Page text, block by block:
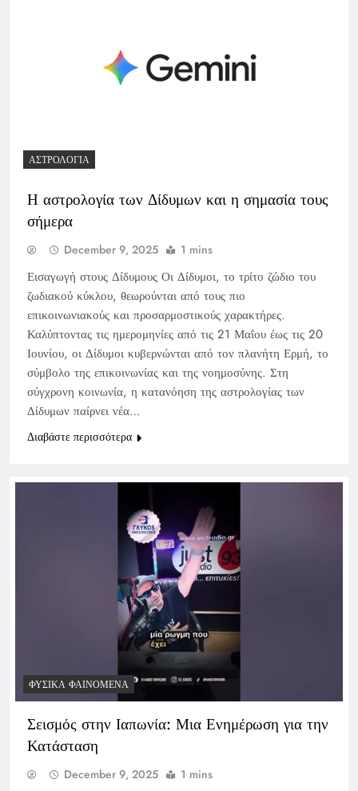
ΑΣΤΡΟΛΟΓΊΑ
Η αστρολογία των Δίδυμων και η σημασία τους
σήμερα
December 9, 2025 1 mins
Εισαγωγή στους Δίδυμους Οι Δίδυμοι, το τρίτο ζώδιο του
ζωδιακού κύκλου, θεωρούνται από τους πιο
επικοινωνιακούς και προσαρμοστικούς χαρακτήρες.
Καλύπτοντας τις ημερομηνίες από τις 21 Μαΐου έως τις 20
Ιουνίου, οι Δίδυμοι κυβερνώνται από τον πλανήτη Ερμή, το
σύμβολο της επικοινωνίας και της νοημοσύνης. Στη
σύγχρονη κοινωνία, η κατανόηση της αστρολογίας των
Δίδυμων παίρνει νέα…
Διαβάστε περισσότερα
ΦΥΣΙΚΆ ΦΑΙΝΌΜΕΝΑ
Σεισμός στην Ιαπωνία: Μια Ενημέρωση για την
Κατάσταση
December 9, 2025 1 mins